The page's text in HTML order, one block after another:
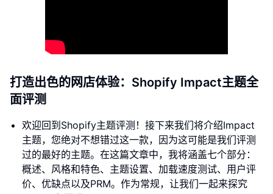
打造出色的网店体验：Shopify Impact主题全
面评测
欢迎回到Shopify主题评测！接下来我们将介绍Impact
主题，您绝对不想错过这一款，因为这可能是我们评测
过的最好的主题。在这篇文章中，我将涵盖七个部分：
概述、风格和特色、主题设置、加载速度测试、用户评
价、优缺点以及PRM。作为常规，让我们一起来探究